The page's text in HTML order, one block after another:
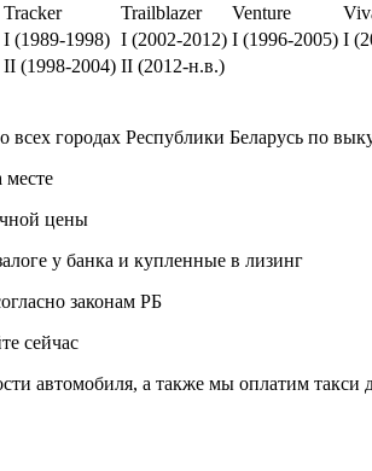
Tracker Trailblazer Venture
I (1989-1998) I (2002-2012) I (1996-2005) I
II (1998-2004) II (2012-н.в.)
всех городах Республики Беларусь по
месте
цены
у банка и купленные в лизинг
законам РБ
сейчас
автомобиля, а также мы оплатим такси